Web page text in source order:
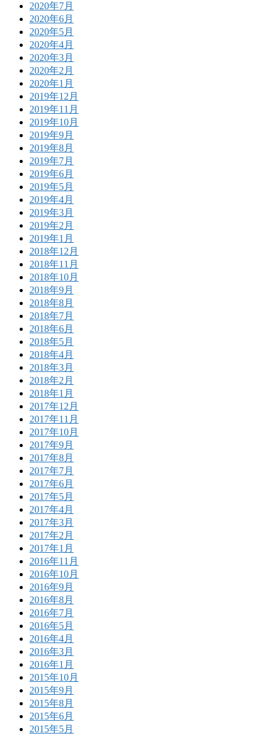
2020年7月
2020年6月
2020年5月
2020年4月
2020年3月
2020年2月
2020年1月
2019年12月
2019年11月
2019年10月
2019年9月
2019年8月
2019年7月
2019年6月
2019年5月
2019年4月
2019年3月
2019年2月
2019年1月
2018年12月
2018年11月
2018年10月
2018年9月
2018年8月
2018年7月
2018年6月
2018年5月
2018年4月
2018年3月
2018年2月
2018年1月
2017年12月
2017年11月
2017年10月
2017年9月
2017年8月
2017年7月
2017年6月
2017年5月
2017年4月
2017年3月
2017年2月
2017年1月
2016年11月
2016年10月
2016年9月
2016年8月
2016年7月
2016年5月
2016年4月
2016年3月
2016年1月
2015年10月
2015年9月
2015年8月
2015年6月
2015年5月